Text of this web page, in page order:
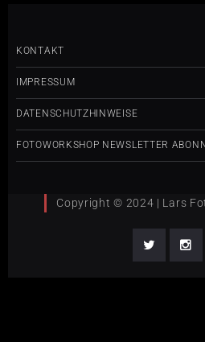
KONTAKT
IMPRESSUM
DATENSCHUTZHINWEISE
FOTOWORKSHOP NEWSLETTER
Copyright © 2024 | Lars